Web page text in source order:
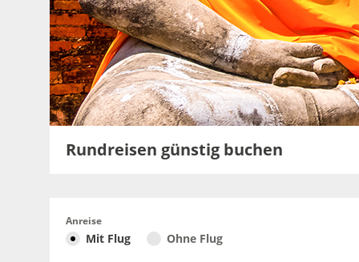
Rundreisen günstig buchen
Anreise
Mit Flug Ohne Flug